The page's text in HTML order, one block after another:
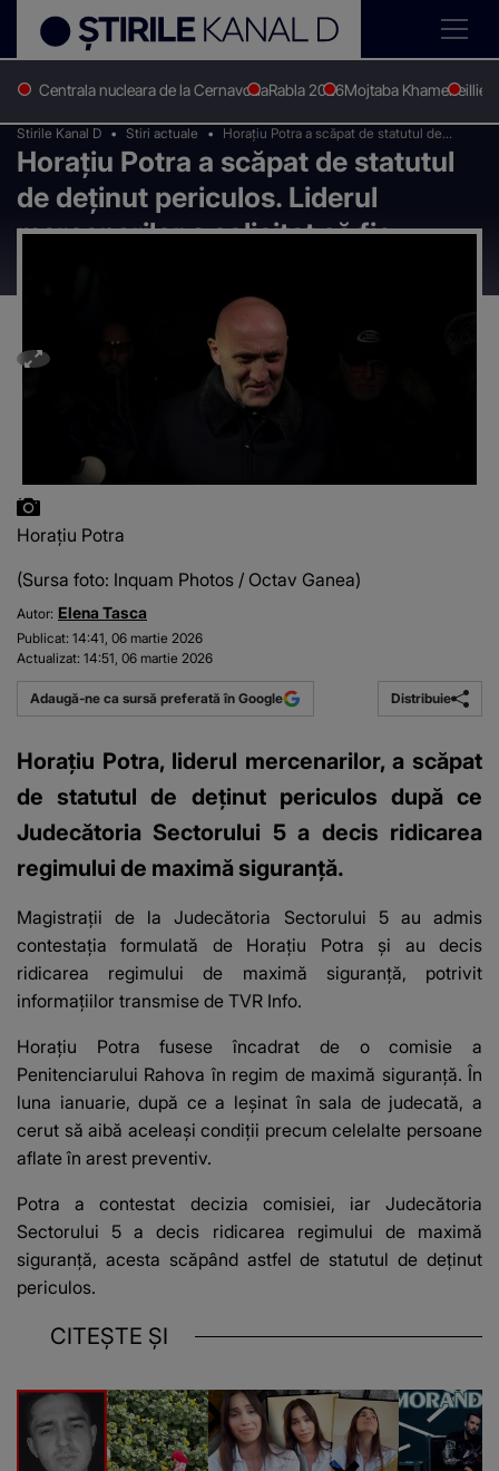
Centrala nucleara de la CernavodaRabla 2026Mojtaba KhameneiIlie
Stirile Kanal D Stiri actuale
Horațiu Potra a scăpat de statutul de
deținut periculos. Liderul mercenarilor a
solicitat să fie eliberat
Horațiu Potra a scăpat de statutul
de deținut periculos. Liderul
mercenarilor a solicitat să fie
Horațiu Potra
(Sursa foto: Inquam Photos / Octav Ganea)
Autor: Elena Tasca
Publicat: 14:41, 06 martie 2026
Actualizat: 14:51, 06 martie 2026
Adaugă-ne ca sursă preferată în Google Distribuie
Horațiu Potra, liderul mercenarilor, a scăpat
de statutul de deținut periculos după ce
Judecătoria Sectorului 5 a decis ridicarea
regimului de maximă siguranță.
Magistrații de la Judecătoria Sectorului 5 au admis
contestația formulată de Horațiu Potra și au decis
ridicarea regimului de maximă siguranță, potrivit
informațiilor transmise de TVR Info.
Horațiu Potra fusese încadrat de o comisie a
Penitenciarului Rahova în regim de maximă siguranță. În
luna ianuarie, după ce a leșinat în sala de judecată, a
cerut să aibă aceleași condiții precum celelalte persoane
aflate în arest preventiv.
Potra a contestat decizia comisiei, iar Judecătoria
Sectorului 5 a decis ridicarea regimului de maximă
siguranță, acesta scăpând astfel de statutul de deținut
periculos.
CITEȘTE ȘI